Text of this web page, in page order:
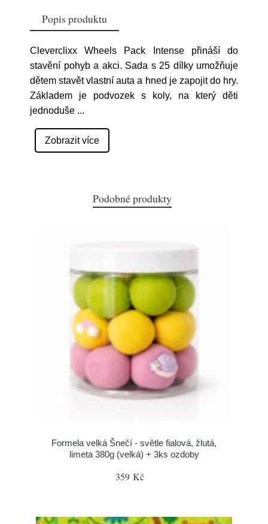
Popis produktu
Cleverclixx Wheels Pack Intense přináší do
stavění pohyb a akci. Sada s 25 dílky umožňuje
dětem stavět vlastní auta a hned je zapojit do hry.
Základem je podvozek s koly, na který děti
jednoduše ...
Zobrazit více
Podobné produkty
Formela velká Šnečí - světle fialová, žlutá,
limeta 380g (velká) + 3ks ozdoby
359 Kč